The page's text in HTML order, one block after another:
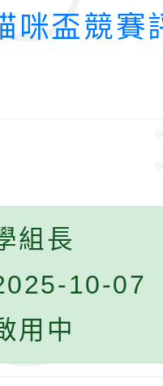
咪盃競賽
組長
10-07
用中